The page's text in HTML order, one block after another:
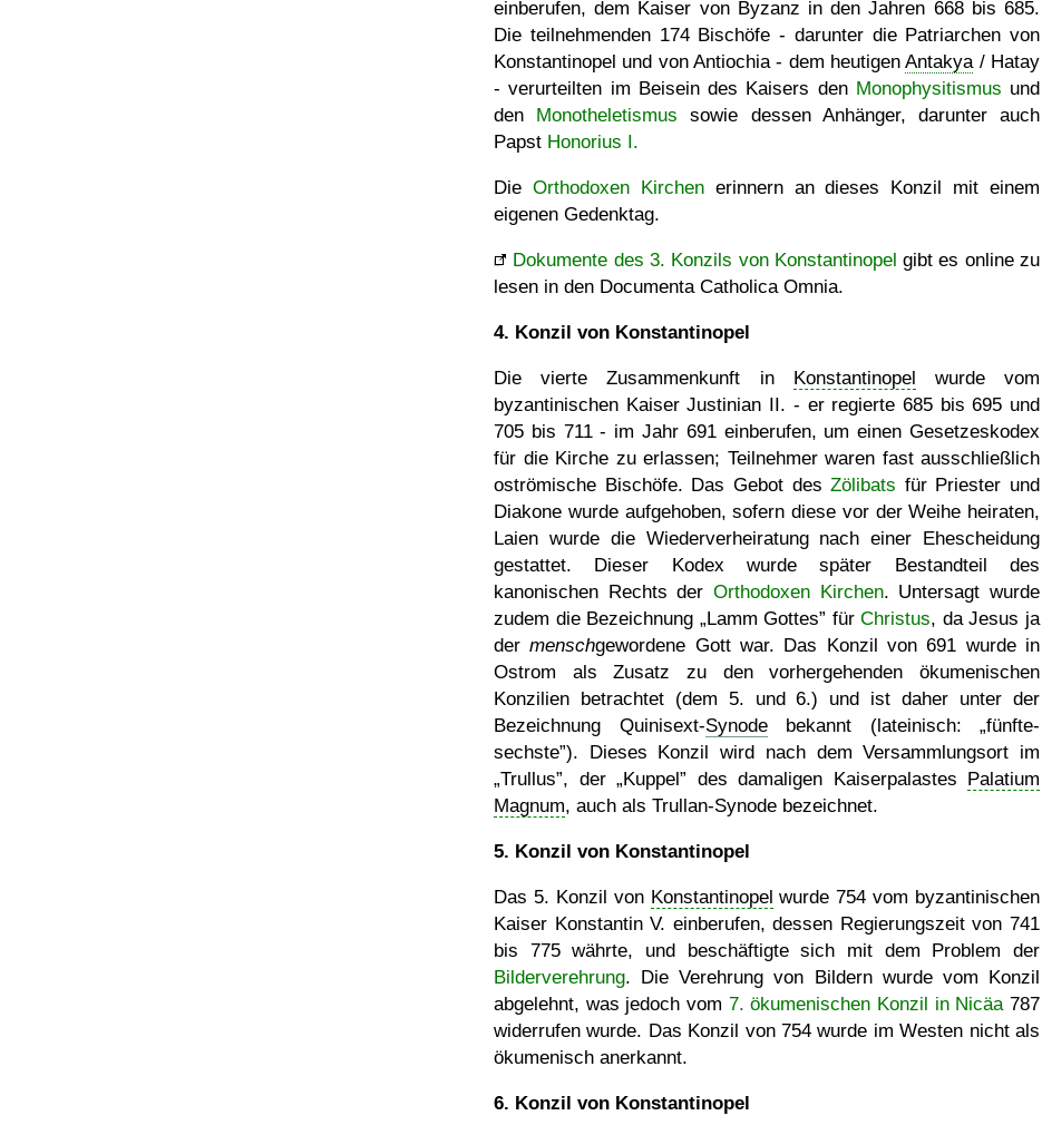
einberufen, dem Kaiser von Byzanz in den Jahren 668 bis 685.
Die teilnehmenden 174 Bischöfe - darunter die Patriarchen von
Konstantinopel und von Antiochia - dem heutigenAntakya/ Hatay
- verurteilten im Beisein des Kaisers den Monophysitismus und
den Monotheletismus sowie dessen Anhänger, darunter auch
Papst Honorius I.
Die Orthodoxen Kirchenerinnern an dieses Konzil mit einem
eigenen Gedenktag.
Dokumente des 3. Konzils von Konstantinopel gibt es online zu
lesen in den Documenta Catholica Omnia.
4. Konzil von Konstantinopel
Die vierte Zusammenkunft in Konstantinopel wurde vom
byzantinischen Kaiser Justinian II. - er regierte 685 bis 695 und
705 bis 711 - im Jahr 691 einberufen, um einen Gesetzeskodex
für die Kirche zu erlassen; Teilnehmer waren fast ausschließlich
oströmische Bischöfe. Das Gebot desZölibats für Priester und
Diakone wurde aufgehoben, sofern diese vor der Weihe heiraten,
Laien wurde die Wiederverheiratung nach einer Ehescheidung
gestattet. Dieser Kodex wurde später Bestandteil des
kanonischen Rechts der Orthodoxen Kirchen. Untersagt wurde
zudem die Bezeichnung
Lamm Gottes fürChristus, da Jesus ja
dermenschgewordene Gott war. Das Konzil von 691 wurde in
Ostrom als Zusatz zu den vorhergehenden ökumenischen
Konzilien betrachtet (dem 5. und 6.) und ist daher unter der
Bezeichnung Quinisext-Synodebekannt (lateinisch:
fünfte-
sechste ). Dieses Konzil wird nach dem Versammlungsort im
Trullus , der Kuppel des damaligen Kaiserpalastes Palatium
Magnum, auch als Trullan-Synode bezeichnet.
5. Konzil von Konstantinopel
Das 5. Konzil von Konstantinopel wurde 754 vom byzantinischen
Kaiser Konstantin V. einberufen, dessen Regierungszeit von 741
bis 775 währte, und beschäftigte sich mit dem Problem der
Bilderverehrung. Die Verehrung von Bildern wurde vom Konzil
abgelehnt, was jedoch vom 7. ökumenischen Konzil in Nicäa787
widerrufen wurde. Das Konzil von 754 wurde im Westen nicht als
ökumenisch anerkannt.
6. Konzil von Konstantinopel